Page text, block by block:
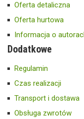
Oferta detaliczna
Oferta hurtowa
Informacja o
Dodatkowe
Regulamin
Czas realizacji
Transport i dostawa
Obsługa zwrotów